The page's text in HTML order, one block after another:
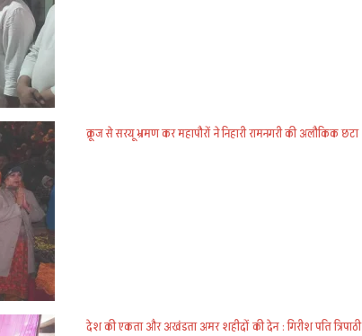
क्रूज से सरयू भ्रमण कर महापौरों ने निहारी रामनगरी की अलौकिक छटा
देश की एकता और अखंडता अमर शहीदों की देन : गिरीश पति त्रिपाठी